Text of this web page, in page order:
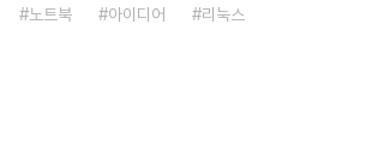
노트북 아이디어 리눅스